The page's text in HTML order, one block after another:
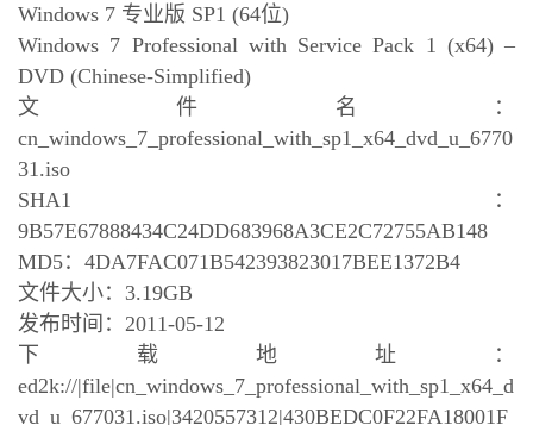
Windows 7 专业版 SP1 (64位)
Windows 7 Professional with Service Pack 1 (x64) –
DVD (Chinese-Simplified)
文件名：
cn_windows_7_professional_with_sp1_x64_dvd_u_6770
31.iso
SHA1：
9B57E67888434C24DD683968A3CE2C72755AB148
MD5：4DA7FAC071B542393823017BEE1372B4
文件大小：3.19GB
发布时间：2011-05-12
下载地址：
ed2k://|file|cn_windows_7_professional_with_sp1_x64_d
vd_u_677031.iso|3420557312|430BEDC0F22FA18001F